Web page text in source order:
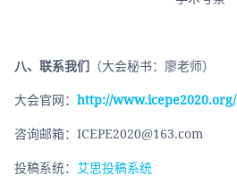
八、联系我们 （大会秘书：廖老师）
大会官网： http://www.icepe2020.org/
咨询邮箱：ICEPE2020@163.com
投稿系统： 艾思投稿系统